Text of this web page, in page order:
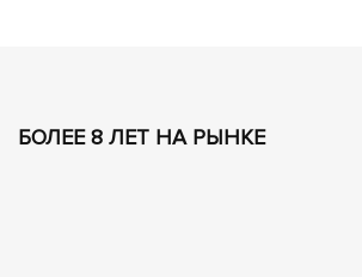
БОЛЕЕ 8 ЛЕТ НА РЫНКЕ